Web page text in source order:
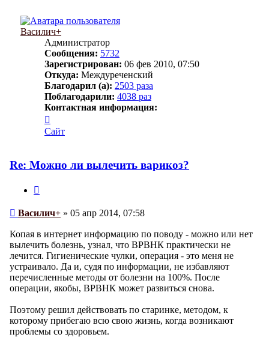
Василич+
Администратор
Сообщения: 5732
Зарегистрирован: 06 фев 2010, 07:50
Откуда: Междуреченский
Благодарил (а): 2503 раза
Поблагодарили: 4038 раз
Контактная информация:
информация
пользователя
Сайт
Re: Можно ли вылечить варикоз?
Сообщение
Василич+ » 05 апр 2014, 07:58
Копая в интернет информацию по поводу - можно или нет
вылечить болезнь, узнал, что ВРВНК практически не
лечится. Гигиенические чулки, операция - это меня не
устраивало. Да и, судя по информации, не избавляют
перечисленные методы от болезни на 100%. После
операции, якобы, ВРВНК может развиться снова.
Поэтому решил действовать по старинке, методом, к
которому прибегаю всю свою жизнь, когда возникают
проблемы со здоровьем.